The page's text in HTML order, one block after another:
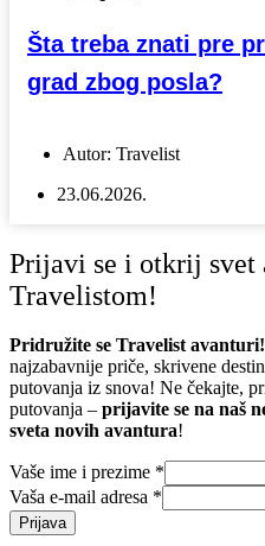
Šta treba znati pre
grad zbog posla?
Autor: Travelist
23.06.2026.
Prijavi se i otkrij svet
Travelistom!
Pridružite se Travelist avanturi!
najzabavnije priče, skrivene
putovanja iz snova! Ne čekajte,
putovanja – prijavite se na naš
sveta novih avantura!
Vaše ime i prezime *
Vaša e-mail adresa *
Prijava